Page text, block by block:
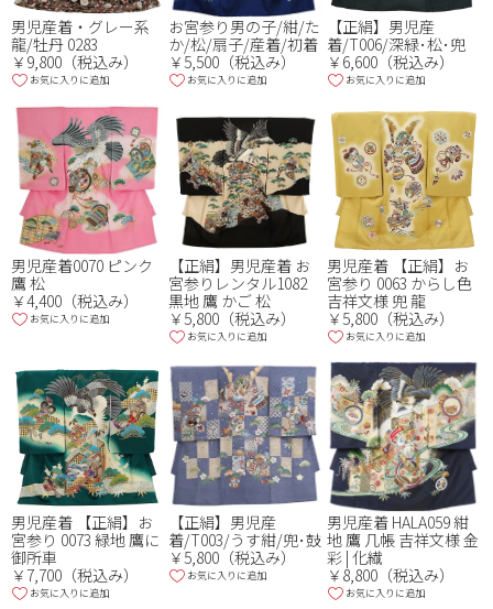
ブランド
素材
品番・品名
男児産着・グレー系
龍/牡丹 0283
￥9,800（税込み）
お気に入りに追加
お宮参り男の子/紺/た
か/松/扇子/産着/初着
￥5,500（税込み）
お気に入りに追加
【正絹】男児産
着/T006/深緑･松･兜
￥6,600（税込み）
お気に入りに追加
男児産着0070 ピンク
鷹 松
￥4,400（税込み）
お気に入りに追加
【正絹】男児産着 お
宮参りレンタル1082
黒地 鷹 かご 松
￥5,800（税込み）
お気に入りに追加
男児産着 【正絹】お
宮参り 0063 からし色
吉祥文様 兜 龍
￥5,800（税込み）
お気に入りに追加
男児産着 【正絹】お
宮参り 0073 緑地 鷹に
御所車
￥7,700（税込み）
お気に入りに追加
【正絹】男児産
着/T003/うす紺/兜･鼓
￥5,800（税込み）
お気に入りに追加
男児産着 HALA059 紺
地 鷹 几帳 吉祥文様 金
彩 | 化繊
￥8,800（税込み）
お気に入りに追加